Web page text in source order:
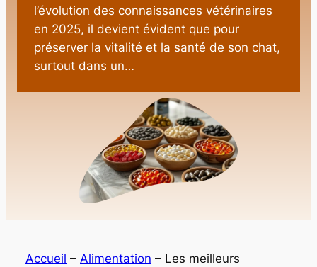
l’évolution des connaissances vétérinaires
en 2025, il devient évident que pour
préserver la vitalité et la santé de son chat,
surtout dans un…
Accueil – Alimentation – Les meilleurs